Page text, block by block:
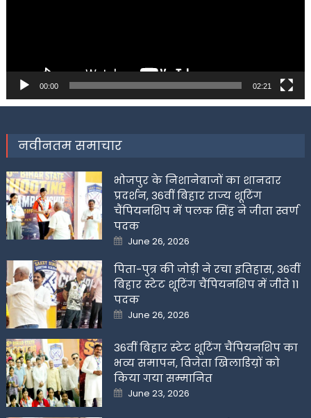
00:00 02:21
नवीनतम समाचार
भोजपुर के निशानेबाजों का शानदार
प्रदर्शन, 36वीं बिहार राज्य शूटिंग
चैंपियनशिप में पलक सिंह ने जीता स्वर्ण
पदक
Posted
on
June 26, 2026
पिता-पुत्र की जोड़ी ने रचा इतिहास, 36वीं
बिहार स्टेट शूटिंग चैंपियनशिप में जीते 11
पदक
Posted
on
June 26, 2026
36वीं बिहार स्टेट शूटिंग चैंपियनशिप का
भव्य समापन, विजेता खिलाडिय़ों को
किया गया सम्मानित
Posted
on
June 23, 2026